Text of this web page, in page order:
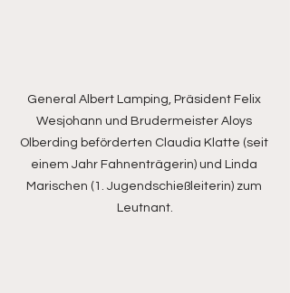
General Albert Lamping, Präsident Felix
Wesjohann und Brudermeister Aloys
Olberding beförderten Claudia Klatte (seit
einem Jahr Fahnenträgerin) und Linda
Marischen (1. Jugendschießleiterin) zum
Leutnant.